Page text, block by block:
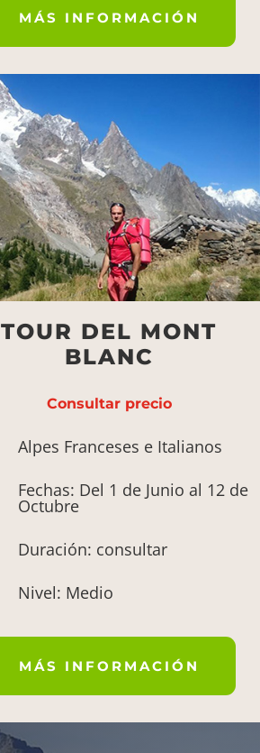
MÁS INFORMACIÓN
TOUR DEL MONT
BLANC
Consultar precio
Alpes Franceses e Italianos
Fechas: Del 1 de Junio al 12 de
Octubre
Duración: consultar
Nivel: Medio
MÁS INFORMACIÓN